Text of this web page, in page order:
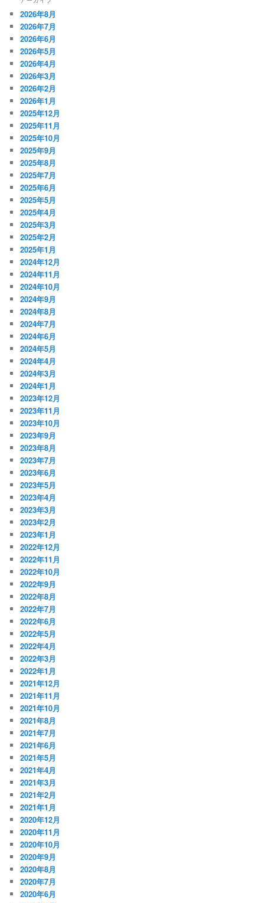
2026年8月
2026年7月
2026年6月
2026年5月
2026年4月
2026年3月
2026年2月
2026年1月
2025年12月
2025年11月
2025年10月
2025年9月
2025年8月
2025年7月
2025年6月
2025年5月
2025年4月
2025年3月
2025年2月
2025年1月
2024年12月
2024年11月
2024年10月
2024年9月
2024年8月
2024年7月
2024年6月
2024年5月
2024年4月
2024年3月
2024年1月
2023年12月
2023年11月
2023年10月
2023年9月
2023年8月
2023年7月
2023年6月
2023年5月
2023年4月
2023年3月
2023年2月
2023年1月
2022年12月
2022年11月
2022年10月
2022年9月
2022年8月
2022年7月
2022年6月
2022年5月
2022年4月
2022年3月
2022年1月
2021年12月
2021年11月
2021年10月
2021年8月
2021年7月
2021年6月
2021年5月
2021年4月
2021年3月
2021年2月
2021年1月
2020年12月
2020年11月
2020年10月
2020年9月
2020年8月
2020年7月
2020年6月